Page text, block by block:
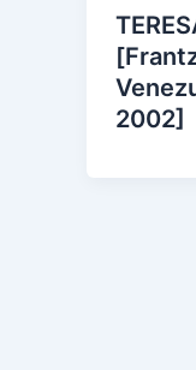
2002]